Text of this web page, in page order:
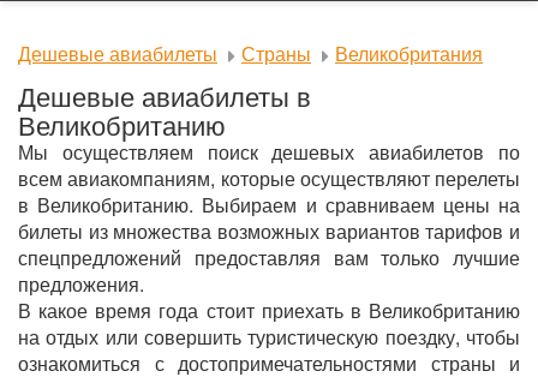
Дешевые авиабилеты Страны Великобритания
Дешевые авиабилеты в
Великобританию
Мы осуществляем поиск дешевых авиабилетов по
всем авиакомпаниям, которые осуществляют перелеты
в Великобританию. Выбираем и сравниваем цены на
билеты из множества возможных вариантов тарифов и
спецпредложений предоставляя вам только лучшие
предложения.
В какое время года стоит приехать в Великобританию
на отдых или совершить туристическую поездку, чтобы
ознакомиться с достопримечательностями страны и